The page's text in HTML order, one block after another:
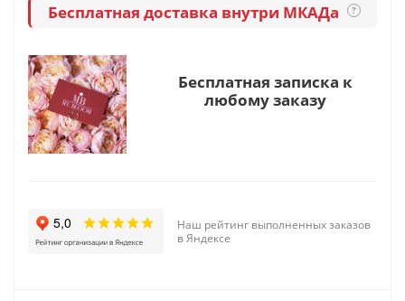
Бесплатная доставка внутри МКАДа ?
Бесплатная записка к
любому заказу
Наш рейтинг выполненных заказов
в Яндексе